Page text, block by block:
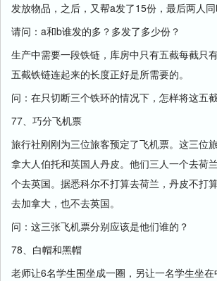
发放物品，之后，又帮a发了15份，最后两人同
请问：a和b谁发的多？多发了多少份？
生产中需要一段铁链，库房中只有五截每截只
五截铁链连起来的长度正好是所需要的。
问：在只切断三个铁环的情况下，怎样将这五
77、巧分飞机票
旅行社刚刚为三位旅客预定了飞机票。这三位
拿大人伯托和英国人丹皮。他们三人一个去荷
个去英国。据悉科尔不打算去荷兰，丹皮不打
去加拿大，也不去英国。
问：这三张飞机票分别应该是他们谁的？
78、白帽和黑帽
老师让6名学生围坐成一圈，另让一名学生坐